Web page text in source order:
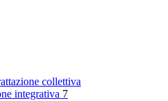
collettiva
integrativa 7